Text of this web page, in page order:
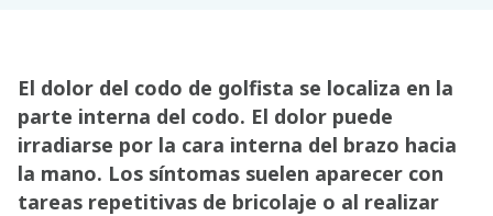
El dolor del codo de golfista se localiza en la
parte interna del codo. El dolor puede
irradiarse por la cara interna del brazo hacia
la mano. Los síntomas suelen aparecer con
tareas repetitivas de bricolaje o al realizar